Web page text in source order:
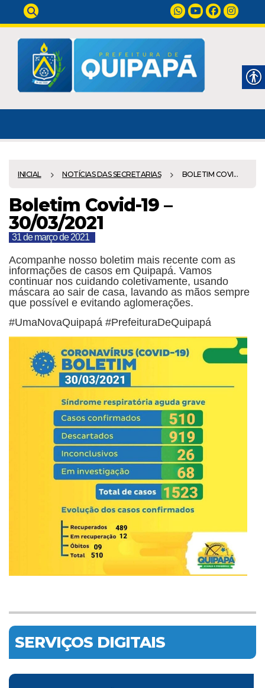
INICIAL NOTÍCIAS DAS SECRETARIAS BOLETIM COVI...
Boletim Covid-19 –
30/03/2021
31 de março de 2021
Acompanhe nosso boletim mais recente com as
informações de casos em Quipapá. Vamos
continuar nos cuidando coletivamente, usando
máscara ao sair de casa, lavando as mãos sempre
que possível e evitando aglomerações.
#UmaNovaQuipapá #PrefeituraDeQuipapá
SERVIÇOS DIGITAIS